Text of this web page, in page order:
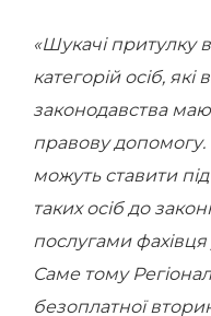
«Шукачі притулку
категорій осіб, які
законодавства
правову
можуть ставити
таких осіб до
послугами фахівця
Саме тому
безоплатної